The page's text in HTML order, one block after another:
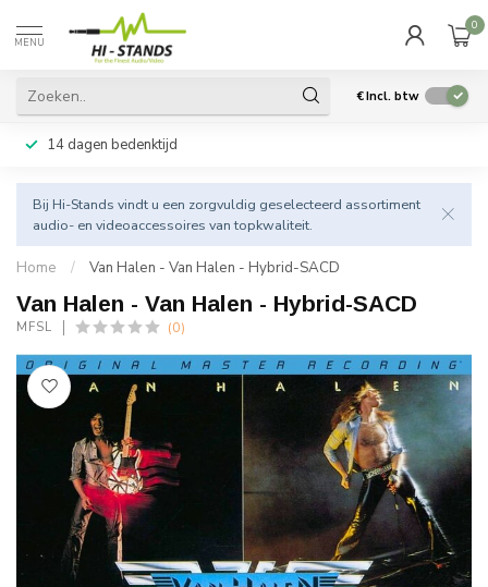
MENU
0
€Incl. btw
14 dagen bedenktijd
Bij Hi-Stands vindt u een zorgvuldig geselecteerd assortiment
audio- en videoaccessoires van topkwaliteit.
Home / Van Halen - Van Halen - Hybrid-SACD
Van Halen - Van Halen - Hybrid-SACD
MFSL (0)